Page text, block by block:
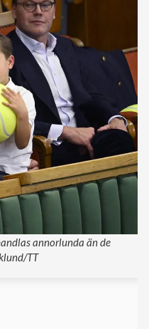
annorlunda än de
TT